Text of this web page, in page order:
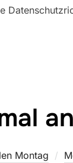
Montag